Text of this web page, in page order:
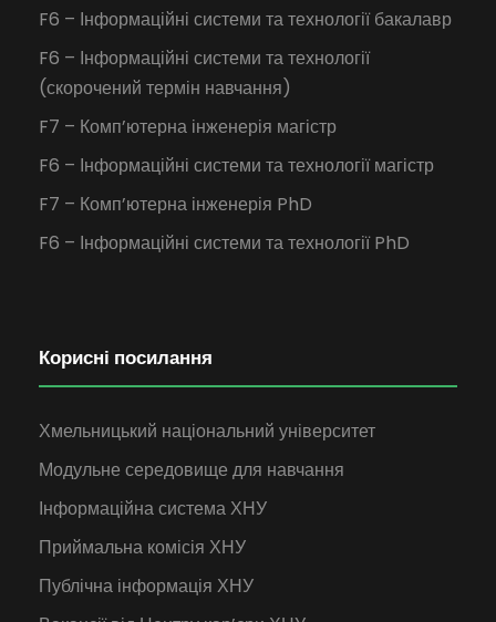
F6 – Інформаційні системи та технології бакалавр
F6 – Інформаційні системи та технології
(скорочений термін навчання)
F7 – Комп’ютерна інженерія магістр
F6 – Інформаційні системи та технології магістр
F7 – Комп’ютерна інженерія PhD
F6 – Інформаційні системи та технології PhD
Корисні посилання
Хмельницький національний університет
Модульне середовище для навчання
Інформаційна система ХНУ
Приймальна комісія ХНУ
Публічна інформація ХНУ